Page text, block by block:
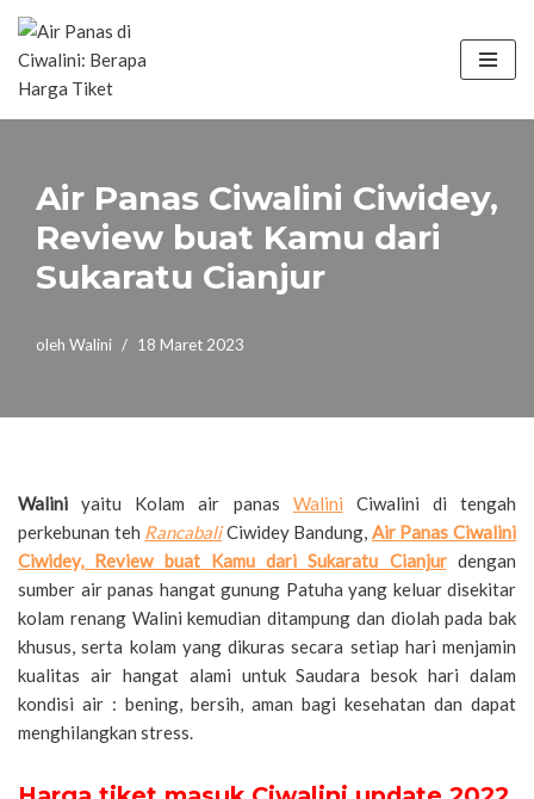
Lompat
ke
konten
Air Panas Ciwalini Ciwidey,
Review buat Kamu dari
Sukaratu Cianjur
oleh Walini 18 Maret 2023
Walini yaitu Kolam air panas Walini Ciwalini di tengah
perkebunan teh RancabaliCiwidey Bandung, Air Panas Ciwalini
Ciwidey, Review buat Kamu dari Sukaratu Cianjurdengan
sumber air panas hangat gunung Patuha yang keluar disekitar
kolam renang Walini kemudian ditampung dan diolah pada bak
khusus, serta kolam yang dikuras secara setiap hari menjamin
kualitas air hangat alami untuk Saudara besok hari dalam
kondisi air : bening, bersih, aman bagi kesehatan dan dapat
menghilangkan stress.